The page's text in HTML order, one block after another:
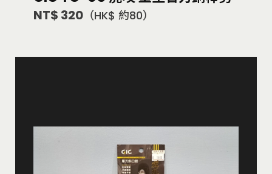
NT$ 320 （HK$ 約80）